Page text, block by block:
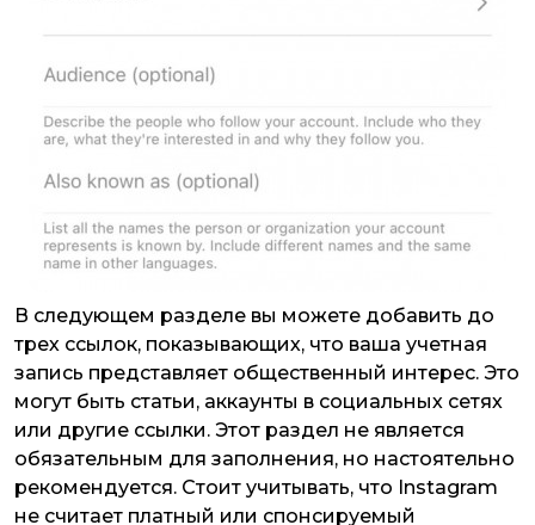
В следующем разделе вы можете добавить до
трех ссылок, показывающих, что ваша учетная
запись представляет общественный интерес. Это
могут быть статьи, аккаунты в социальных сетях
или другие ссылки. Этот раздел не является
обязательным для заполнения, но настоятельно
рекомендуется. Стоит учитывать, что Instagram
не считает платный или спонсируемый